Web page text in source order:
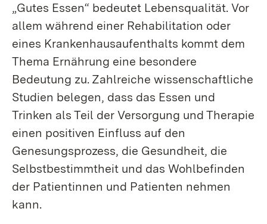
„Gutes Essen“ bedeutet Lebensqualität. Vor
allem während einer Rehabilitation oder
eines Krankenhausaufenthalts kommt dem
Thema Ernährung eine besondere
Bedeutung zu. Zahlreiche wissenschaftliche
Studien belegen, dass das Essen und
Trinken als Teil der Versorgung und Therapie
einen positiven Einfluss auf den
Genesungsprozess, die Gesundheit, die
Selbstbestimmtheit und das Wohlbefinden
der Patientinnen und Patienten nehmen
kann.